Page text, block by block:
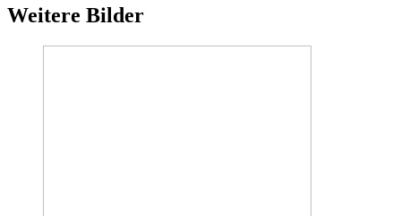
Weitere Bilder